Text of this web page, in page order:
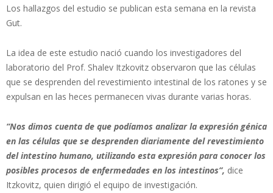
Los hallazgos del estudio se publican esta semana en la revista
Gut.
La idea de este estudio nació cuando los investigadores del
laboratorio del Prof. Shalev Itzkovitz observaron que las células
que se desprenden del revestimiento intestinal de los ratones y se
expulsan en las heces permanecen vivas durante varias horas.
“Nos dimos cuenta de que podíamos analizar la expresión génica
en las células que se desprenden diariamente del revestimiento
del intestino humano, utilizando esta expresión para conocer los
posibles procesos de enfermedades en los intestinos”, dice
Itzkovitz, quien dirigió el equipo de investigación.